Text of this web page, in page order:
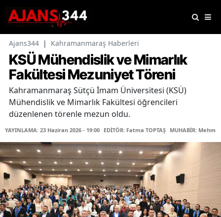
Ajans344 | Kahramanmaraş Haberleri
KSÜ Mühendislik ve Mimarlık
Fakültesi Mezuniyet Töreni
Kahramanmaraş Sütçü İmam Üniversitesi (KSÜ)
Mühendislik ve Mimarlık Fakültesi öğrencileri
düzenlenen törenle mezun oldu.
YAYINLAMA: 23 Haziran 2026 - 19:00 EDİTÖR: Fatma TOPTAŞ MUHABİR: